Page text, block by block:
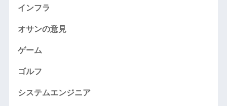
インフラ
オサンの意見
ゲーム
ゴルフ
システムエンジニア